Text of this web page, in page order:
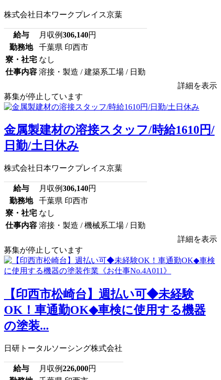
株式会社日本ワークプレイス京葉
給与 月収例306,140円
勤務地
千葉県 印西市
寮・社宅 なし
仕事内容 溶接・製造 / 建築系工場 / 日勤
詳細を表示
募集が停止しています
金属製建材の溶接スタッフ/時給1610円/
日勤/土日休み
株式会社日本ワークプレイス京葉
給与 月収例306,140円
勤務地
千葉県 印西市
寮・社宅 なし
仕事内容 溶接・製造 / 機械系工場 / 日勤
詳細を表示
募集が停止しています
【印西市松崎台】週払い可◆未経験
OK！車通勤OK◆車検に使用する機器
の塗装...
日研トータルソーシング株式会社
給与 月収例226,000円